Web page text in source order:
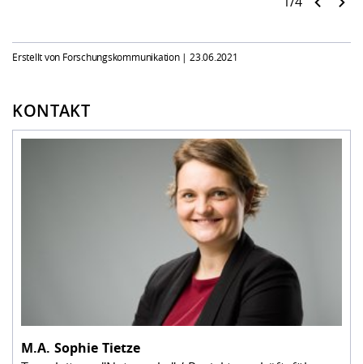
Erstellt von Forschungskommunikation |23.06.2021
KONTAKT
M.A. Sophie Tietze